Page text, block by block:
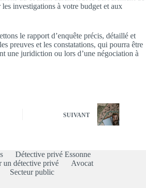
les investigations à votre budget et aux
le rapport d’enquête précis, détaillé et
preuves et les constatations, qui pourra être
une juridiction ou lors d’une négociation à
SUIVANT
Détective privé Essonne
un détective privé
Avocat
Secteur public